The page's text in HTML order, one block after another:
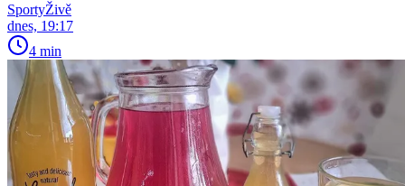
SportyŽivě
dnes, 19:17
4 min